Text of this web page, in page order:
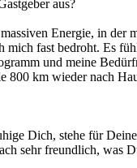
aus?
Energie, in der
mich fast bedroht. Es
und meine
800 km wieder nach
Dich, stehe für
sehr freundlich, was